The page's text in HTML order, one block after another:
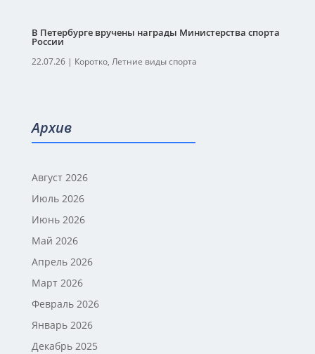
В Петербурге вручены награды Министерства спорта
России
22.07.26| Коротко, Летние виды спорта
Архив
Август 2026
Июль 2026
Июнь 2026
Май 2026
Апрель 2026
Март 2026
Февраль 2026
Январь 2026
Декабрь 2025